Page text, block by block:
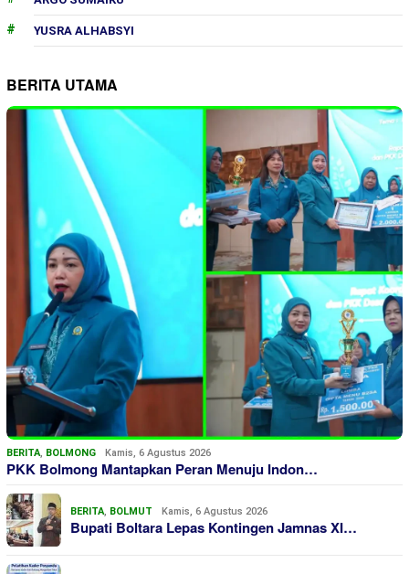
YUSRA ALHABSYI
BERITA UTAMA
BERITA, BOLMONG Kamis, 6 Agustus 2026
PKK Bolmong Mantapkan Peran Menuju Indon…
BERITA, BOLMUT Kamis, 6 Agustus 2026
Bupati Boltara Lepas Kontingen Jamnas XI…